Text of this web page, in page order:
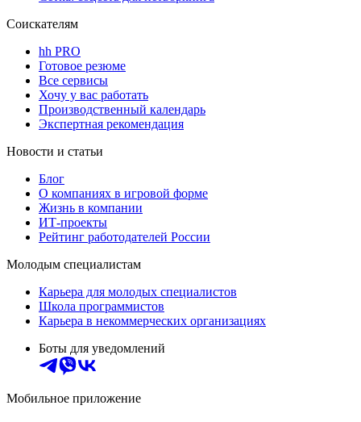
Соискателям
hh PRO
Готовое резюме
Все сервисы
Хочу у вас работать
Производственный календарь
Экспертная рекомендация
Новости и статьи
Блог
О компаниях в игровой форме
Жизнь в компании
ИТ-проекты
Рейтинг работодателей России
Молодым специалистам
Карьера для молодых специалистов
Школа программистов
Карьера в некоммерческих организациях
Боты для уведомлений
Мобильное приложение